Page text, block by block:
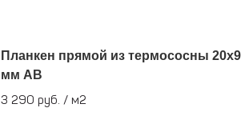
Планкен прямой из термососны
мм АВ
3 290 руб. / м2